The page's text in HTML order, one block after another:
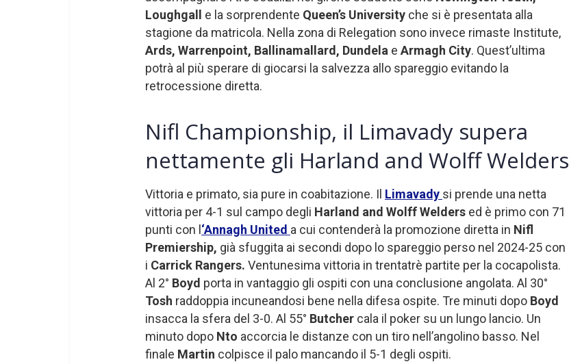
Loughgall e la sorprendente Queen’s University che si è presentata alla
stagione da matricola. Nella zona di Relegation sono invece rimaste Institute,
Ards, Warrenpoint, Ballinamallard, Dundela e Armagh City. Quest’ultima
potrà al più sperare di giocarsi la salvezza allo spareggio evitando la
retrocessione diretta.
Nifl Championship, il Limavady supera
nettamente gli Harland and Wolff Welders
Vittoria e primato, sia pure in coabitazione. Il Limavady si prende una netta
vittoria per 4-1 sul campo degli Harland and Wolff Welders ed è primo con 71
punti con l‘Annagh United a cui contenderà la promozione diretta in Nifl
Premiership, già sfuggita ai secondi dopo lo spareggio perso nel 2024-25 con
i Carrick Rangers. Ventunesima vittoria in trentatrè partite per la cocapolista.
Al 2° Boyd porta in vantaggio gli ospiti con una conclusione angolata. Al 30°
Tosh raddoppia incuneandosi bene nella difesa ospite. Tre minuti dopo Boyd
insacca la sfera del 3-0. Al 55° Butcher cala il poker su un lungo lancio. Un
minuto dopo Nto accorcia le distanze con un tiro nell’angolino basso. Nel
finale Martin colpisce il palo mancando il 5-1 degli ospiti.